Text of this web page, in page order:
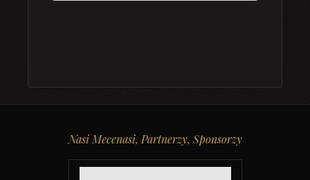
Nasi Mecenasi, Partnerzy, Sponsorzy